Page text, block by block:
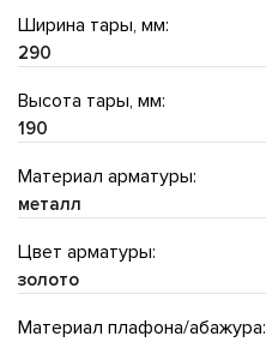
Ширина тары, мм:
290
Высота тары, мм:
190
Материал арматуры:
металл
Цвет арматуры:
золото
Материал плафона/абажура: